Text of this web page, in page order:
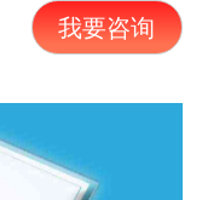
我要咨询